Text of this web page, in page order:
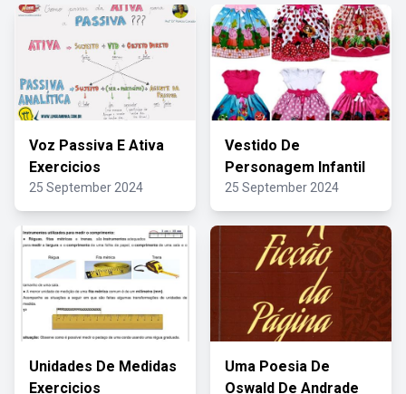
Voz Passiva E Ativa
Exercicios
25 September 2024
Vestido De
Personagem Infantil
25 September 2024
Unidades De Medidas
Exercicios
Uma Poesia De
Oswald De Andrade